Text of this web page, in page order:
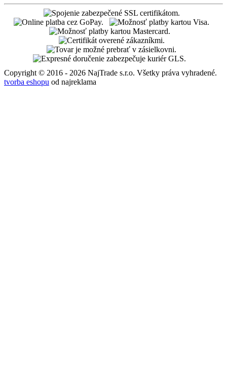
Copyright © 2016 - 2026 NajTrade s.r.o. Všetky práva vyhradené.
tvorba eshopu od najreklama